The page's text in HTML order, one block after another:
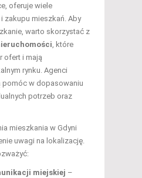
oferuje wiele
zakupu mieszkań. Aby
warto skorzystać z
, które
ofert i mają
rynku. Agenci
w dopasowaniu
potrzeb oraz
mieszkania w Gdyni
uwagi na lokalizację.
miejskiej –